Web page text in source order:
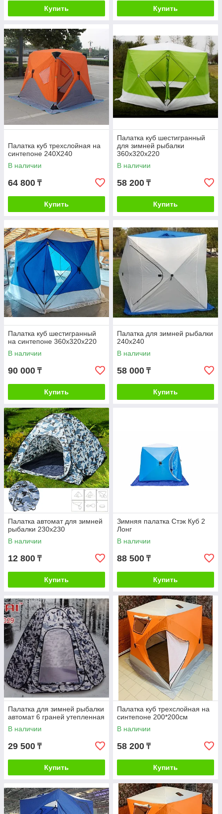
Купить Купить
Палатка куб трехслойная на
синтепоне 240X240
В наличии
64 800 ₸
Купить
Палатка куб шестигранный
для зимней рыбалки
360х320х220
В наличии
58 200 ₸
Купить
Палатка куб шестигранный
на синтепоне 360х320х220
В наличии
90 000 ₸
Купить
Палатка для зимней рыбалки
240х240
В наличии
58 000 ₸
Купить
Палатка автомат для зимней
рыбалки 230х230
В наличии
12 800 ₸
Купить
Зимняя палатка Стэк Куб 2
Лонг
В наличии
88 500 ₸
Купить
Палатка для зимней рыбалки
автомат 6 граней утепленная
В наличии
29 500 ₸
Купить
Палатка куб трехслойная на
синтепоне 200*200см
В наличии
58 200 ₸
Купить